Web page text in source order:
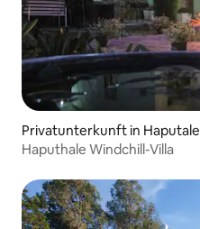
Privatunterkunft in Haputale
Haputhale Windchill-Villa